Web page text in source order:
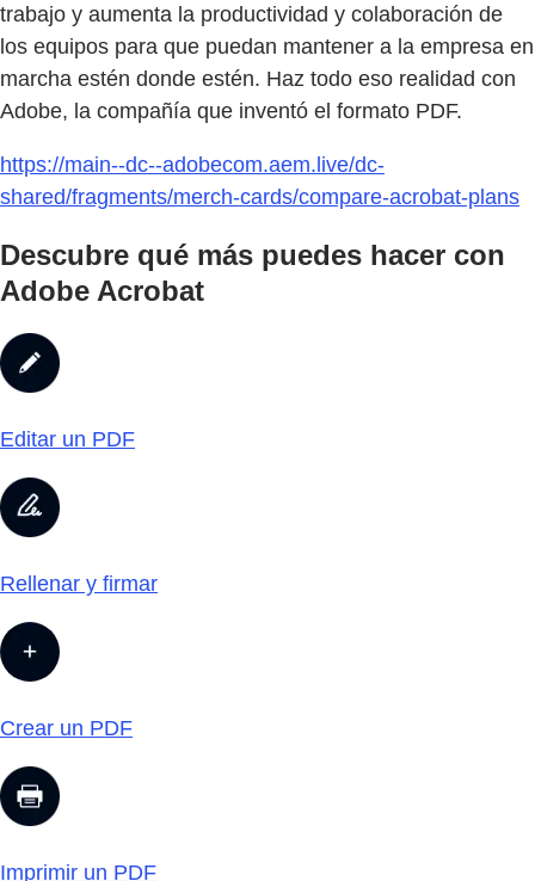
trabajo y aumenta la productividad y colaboración de
los equipos para que puedan mantener a la empresa en
marcha estén donde estén. Haz todo eso realidad con
Adobe, la compañía que inventó el formato PDF.
https://main--dc--adobecom.aem.live/dc-
shared/fragments/merch-cards/compare-acrobat-plans
Descubre qué más puedes hacer con
Adobe Acrobat
Editar un PDF
Rellenar y firmar
Crear un PDF
Imprimir un PDF